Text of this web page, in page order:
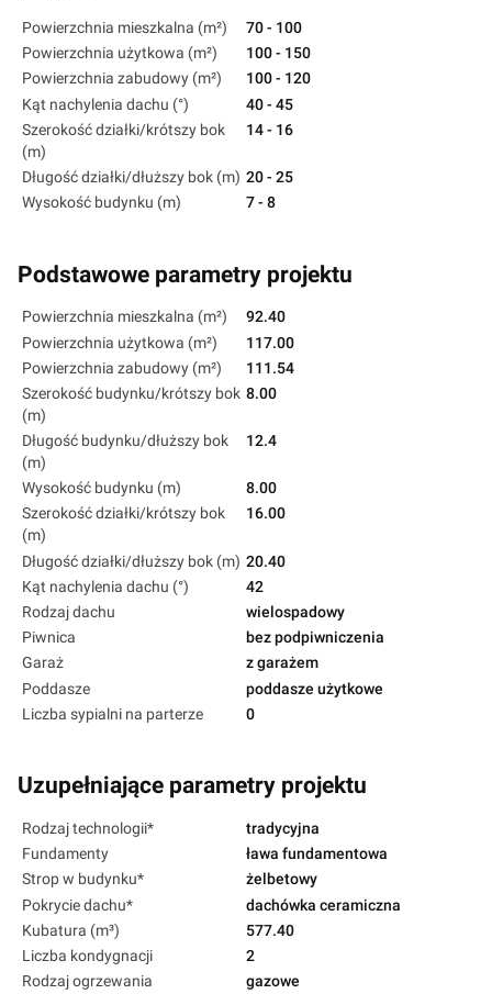
Powierzchnia mieszkalna (m²)
70 - 100
Powierzchnia użytkowa (m²)
100 - 150
Powierzchnia zabudowy (m²)
100 - 120
Kąt nachylenia dachu (°)
40 - 45
Szerokość działki/krótszy bok
(m)
14 - 16
Długość działki/dłuższy bok (m) 20 - 25
Wysokość budynku (m)
7 - 8
Podstawowe parametry projektu
Powierzchnia mieszkalna (m²)
92.40
Powierzchnia użytkowa (m²)
117.00
Powierzchnia zabudowy (m²)
111.54
Szerokość budynku/krótszy bok
(m)
8.00
Długość budynku/dłuższy bok
(m)
12.4
Wysokość budynku (m)
8.00
Szerokość działki/krótszy bok
(m)
16.00
Długość działki/dłuższy bok (m) 20.40
Kąt nachylenia dachu (°)
42
Rodzaj dachu
wielospadowy
Piwnica
bez podpiwniczenia
Garaż
z garażem
Poddasze
poddasze użytkowe
Liczba sypialni na parterze
0
Uzupełniające parametry projektu
Rodzaj technologii*
tradycyjna
Fundamenty
ława fundamentowa
Strop w budynku*
żelbetowy
Pokrycie dachu*
dachówka ceramiczna
Kubatura (m³)
577.40
Liczba kondygnacji
2
Rodzaj ogrzewania
gazowe